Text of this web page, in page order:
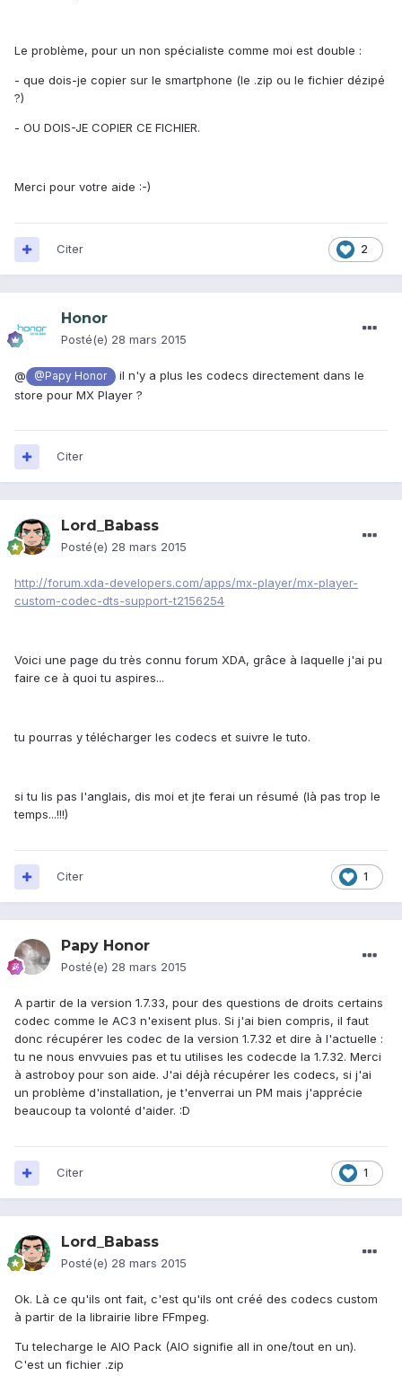
Le problème, pour un non spécialiste comme moi est double :
- que dois-je copier sur le smartphone (le .zip ou le fichier dézipé
?)
- OU DOIS-JE COPIER CE FICHIER.
Merci pour votre aide :-)
2
Citer
Honor
Posté(e) 28 mars 2015
@ @Papy Honor
il n'y a plus les codecs directement dans le
store pour MX Player ?
Citer
Lord_Babass
Posté(e) 28 mars 2015
http://forum.xda-developers.com/apps/mx-player/mx-player-
custom-codec-dts-support-t2156254
Voici une page du très connu forum XDA, grâce à laquelle j'ai pu
faire ce à quoi tu aspires...
tu pourras y télécharger les codecs et suivre le tuto.
si tu lis pas l'anglais, dis moi et jte ferai un résumé (là pas trop le
temps...!!!)
1
Citer
Papy Honor
Posté(e) 28 mars 2015
A partir de la version 1.7.33, pour des questions de droits certains
codec comme le AC3 n'exisent plus. Si j'ai bien compris, il faut
donc récupérer les codec de la version 1.7.32 et dire à l'actuelle :
tu ne nous envvuies pas et tu utilises les codecde la 1.7.32. Merci
à astroboy pour son aide. J'ai déjà récupérer les codecs, si j'ai
un problème d'installation, je t'enverrai un PM mais j'apprécie
beaucoup ta volonté d'aider. :D
1
Citer
Lord_Babass
Posté(e) 28 mars 2015
Ok. Là ce qu'ils ont fait, c'est qu'ils ont créé des codecs custom
à partir de la librairie libre FFmpeg.
Tu telecharge le AIO Pack (AIO signifie all in one/tout en un).
C'est un fichier .zip